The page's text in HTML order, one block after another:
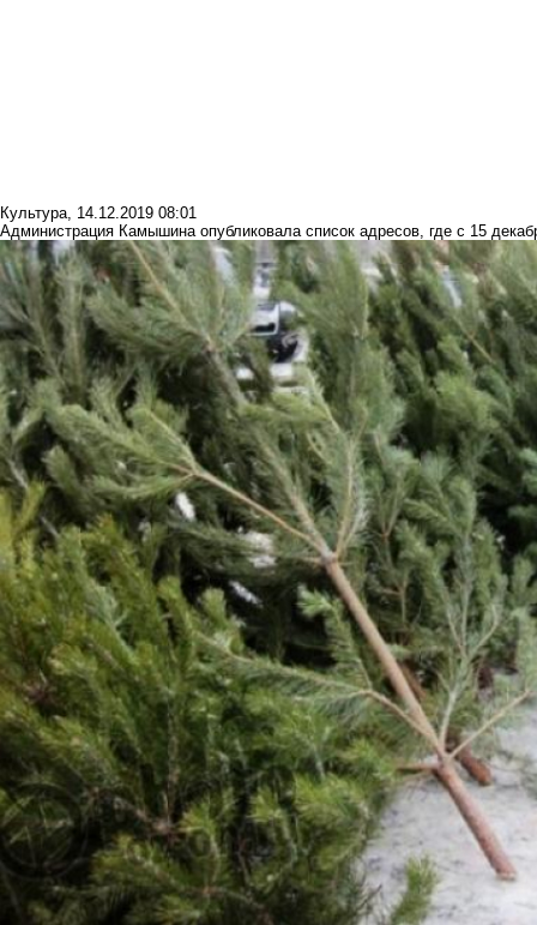
Культура, 14.12.2019 08:01
Администрация Камышина опубликовала список адресов, где с 15